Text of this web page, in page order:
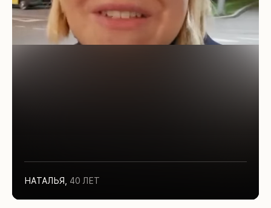
НАТАЛЬЯ, 40 ЛЕТ